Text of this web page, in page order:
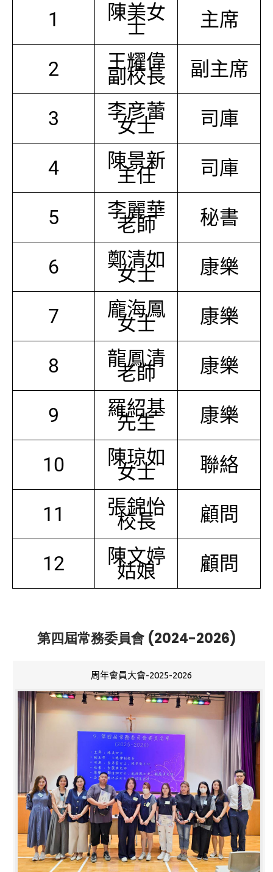
1
陳美女
士 主席
2 王耀偉
副校長 副主席
3 李彦蕾
女士 司庫
4 陳景新
主任 司庫
5 李麗華
老師 秘書
6 鄭清如
女士 康樂
7 龐海鳳
女士 康樂
8 龍鳳清
老師 康樂
9 羅紹基
先生 康樂
10 陳琼如
女士 聯絡
11 張錦怡
校長 顧問
12 陳文婷
姑娘 顧問
第四屆常務委員會 (2024-2026)
周年會員大會-2025-2026